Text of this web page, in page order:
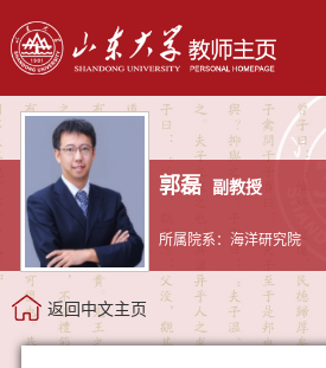
郭磊 副教授
所属院系：海洋研究院
返回中文主页